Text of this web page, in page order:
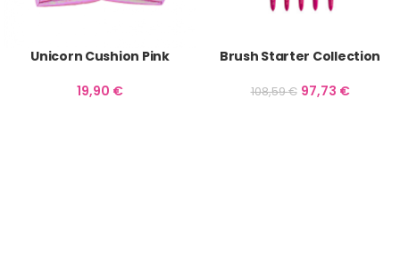
Unicorn Cushion Pink
19,90 €
Brush Starter Collection
108,59€ 97,73 €